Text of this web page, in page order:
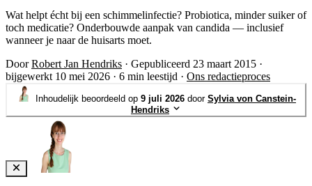
Wat helpt écht bij een schimmelinfectie? Probiotica, minder suiker of
toch medicatie? Onderbouwde aanpak van candida — inclusief
wanneer je naar de huisarts moet.
DoorRobert Jan Hendriks · Gepubliceerd 23 maart 2015 ·
bijgewerkt 10 mei 2026 · 6 min leestijd · Ons redactieproces
Inhoudelijk beoordeeld op 9 juli 2026 door Sylvia von Canstein-
Hendriks